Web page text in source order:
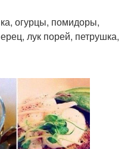
огурцы, помидоры,
лук порей, петрушка,